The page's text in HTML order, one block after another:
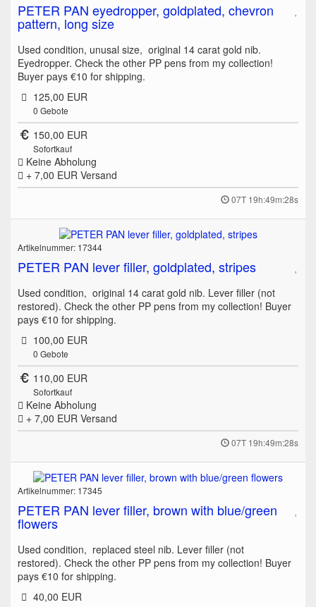
PETER PAN eyedropper, goldplated, chevron
pattern, long size
Used condition, unusal size, original 14 carat gold nib.
Eyedropper. Check the other PP pens from my collection!
Buyer pays €10 for shipping.
125,00 EUR
0 Gebote
150,00 EUR
Sofortkauf
Keine Abholung
+ 7,00 EUR Versand
07T 19h:49m:28s
Artikelnummer: 17344
PETER PAN lever filler, goldplated, stripes
Used condition, original 14 carat gold nib. Lever filler (not
restored). Check the other PP pens from my collection! Buyer
pays €10 for shipping.
100,00 EUR
0 Gebote
110,00 EUR
Sofortkauf
Keine Abholung
+ 7,00 EUR Versand
07T 19h:49m:28s
Artikelnummer: 17345
PETER PAN lever filler, brown with blue/green
flowers
Used condition, replaced steel nib. Lever filler (not
restored). Check the other PP pens from my collection! Buyer
pays €10 for shipping.
40,00 EUR